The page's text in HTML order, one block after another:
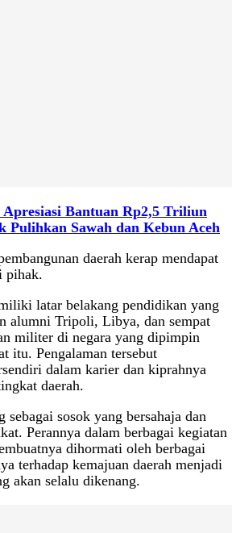
Bantuan Rp2,5 Triliun
Pulihkan Sawah dan Kebun Aceh
daerah kerap mendapat
pihak.
latar belakang pendidikan yang
alumni Tripoli, Libya, dan sempat
militer di negara yang dipimpin
itu. Pengalaman tersebut
dalam karier dan kiprahnya
daerah.
sosok yang bersahaja dan
Perannya dalam berbagai kegiatan
dihormati oleh berbagai
terhadap kemajuan daerah menjadi
akan selalu dikenang.